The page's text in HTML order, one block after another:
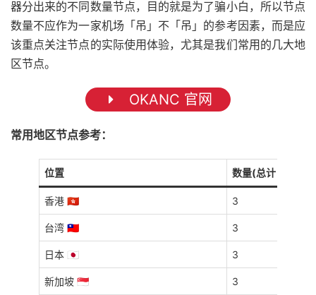
器分出来的不同数量节点，目的就是为了骗小白，所以节点
数量不应作为一家机场「吊」不「吊」的参考因素，而是应
该重点关注节点的实际使用体验，尤其是我们常用的几大地
区节点。
OKANC 官网
常用地区节点参考：
位置 数量(总计 15 个)
香港 🇭🇰 3
台湾 🇹🇼 3
日本 🇯🇵 3
新加坡 🇸🇬 3